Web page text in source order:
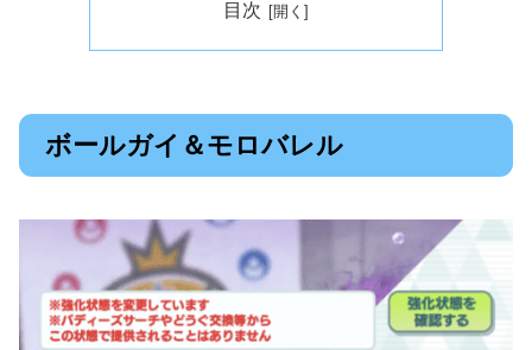
目次
ボールガイ＆モロバレル